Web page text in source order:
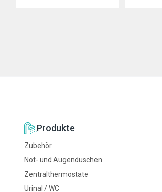
Produkte
Zubehör
Not- und Augenduschen
Zentralthermostate
Urinal / WC